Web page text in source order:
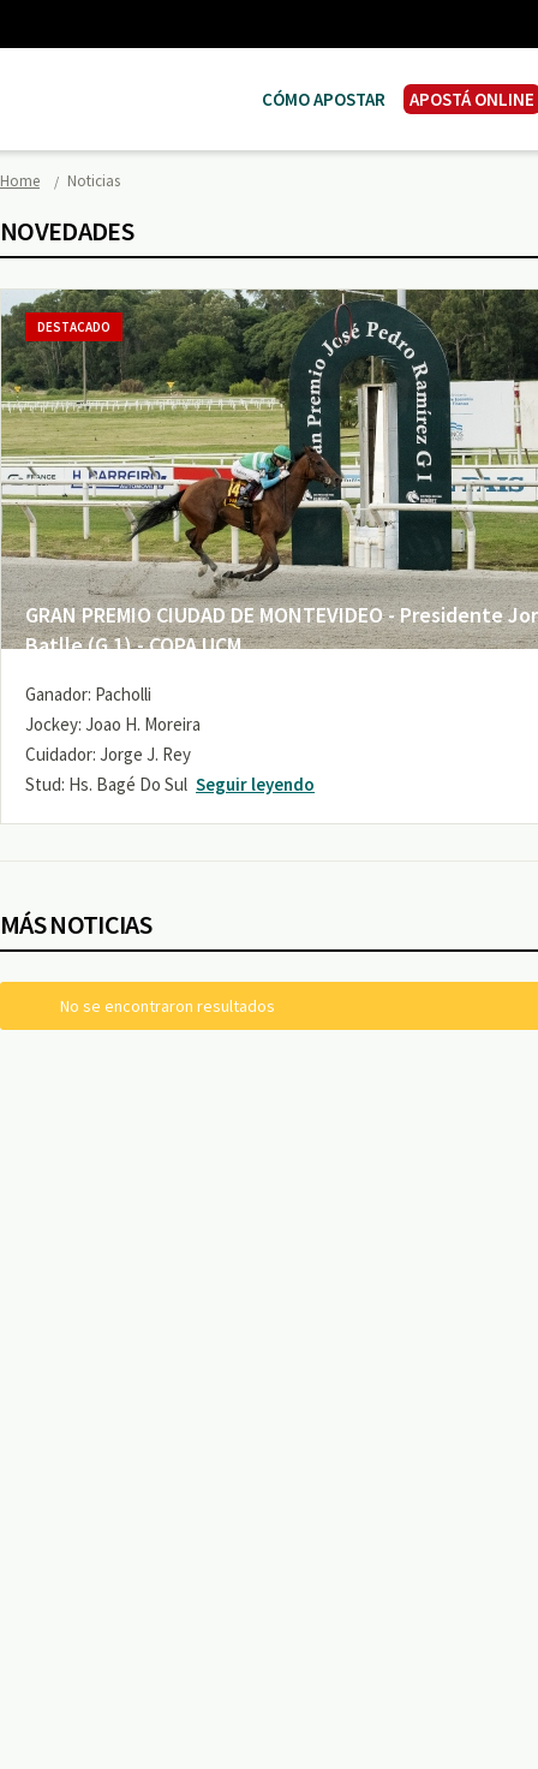
CÓMO APOSTAR APOSTÁ ONLINE
Home Noticias
NOVEDADES
GRAN PREMIO CIUDAD DE MONTEVIDEO - Presidente
Batlle (G 1) - COPA UCM
DESTACADO
Ganador: Pacholli
Jockey: Joao H. Moreira
Cuidador: Jorge J. Rey
Stud: Hs. Bagé Do Sul Seguir leyendo
MÁS NOTICIAS
No se encontraron resultados